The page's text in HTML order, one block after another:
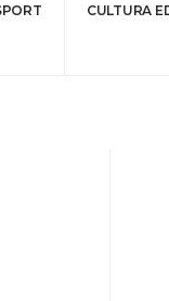
CULTURA